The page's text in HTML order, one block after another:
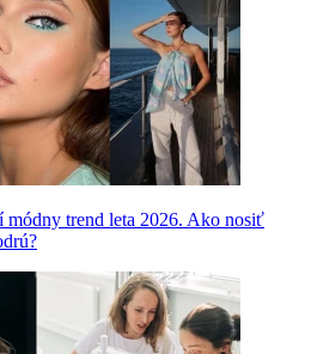
trend leta 2026. Ako nosiť